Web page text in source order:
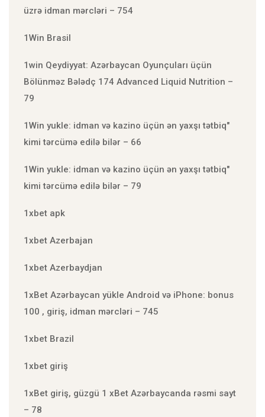
üzrə idman mərcləri – 754
1Win Brasil
1win Qeydiyyat: Azərbaycan Oyunçuları üçün
Bölünməz Bələdç 174 Advanced Liquid Nutrition –
79
1Win yukle: idman və kazino üçün ən yaxşı tətbiq"
kimi tərcümə edilə bilər – 66
1Win yukle: idman və kazino üçün ən yaxşı tətbiq"
kimi tərcümə edilə bilər – 79
1xbet apk
1xbet Azerbajan
1xbet Azerbaydjan
1xBet Azərbaycan yükle Android və iPhone: bonus
100 , giriş, idman mərcləri – 745
1xbet Brazil
1xbet giriş
1xBet giriş, güzgü 1 xBet Azərbaycanda rəsmi sayt
– 78